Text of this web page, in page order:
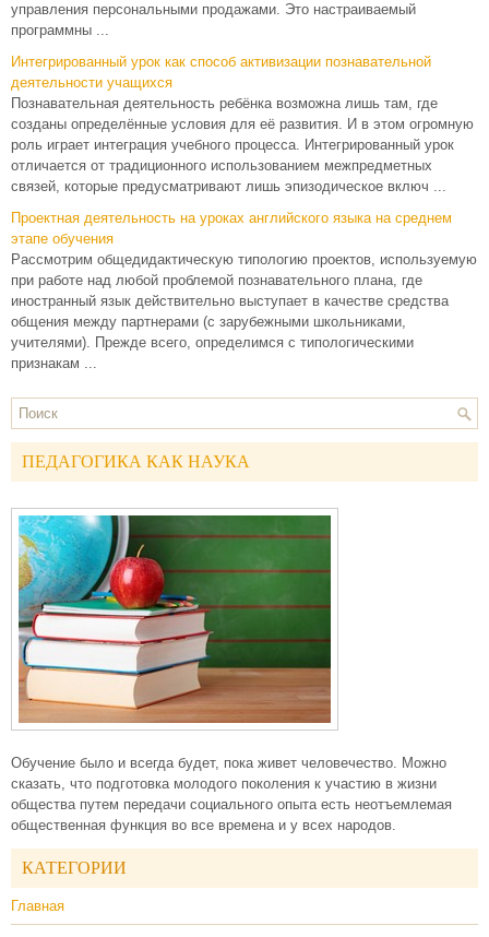
управления персональными продажами. Это настраиваемый
программны ...
Интегрированный урок как способ активизации познавательной
деятельности учащихся
Познавательная деятельность ребёнка возможна лишь там, где
созданы определённые условия для её развития. И в этом огромную
роль играет интеграция учебного процесса. Интегрированный урок
отличается от традиционного использованием межпредметных
связей, которые предусматривают лишь эпизодическое включ ...
Проектная деятельность на уроках английского языка на среднем
этапе обучения
Рассмотрим общедидактическую типологию проектов, используемую
при работе над любой проблемой познавательного плана, где
иностранный язык действительно выступает в качестве средства
общения между партнерами (с зарубежными школьниками,
учителями). Прежде всего, определимся с типологическими
признакам ...
ПЕДАГОГИКА КАК НАУКА
Обучение было и всегда будет, пока живет человечество. Можно
сказать, что подготовка молодого поколения к участию в жизни
общества путем передачи социального опыта есть неотъемлемая
общественная функция во все времена и у всех народов.
КАТЕГОРИИ
Главная